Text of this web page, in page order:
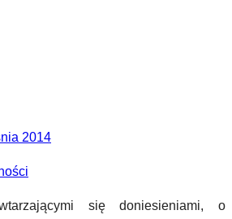
2014
się doniesieniami, o